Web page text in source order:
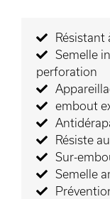
Résistant
Semelle
perforation
embout
Résiste
Sur-
Semelle